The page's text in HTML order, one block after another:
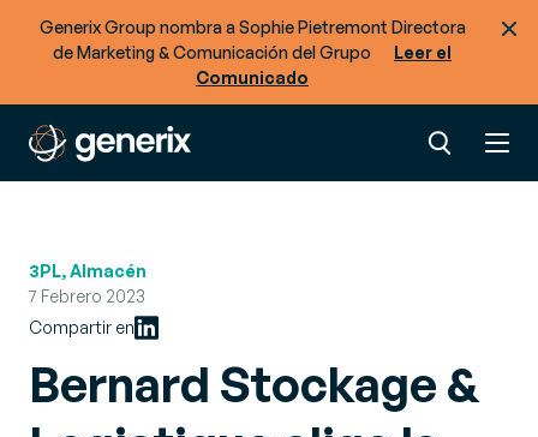
Generix Group nombra a Sophie Pietremont Directora
de Marketing & Comunicación del Grupo
Leer el
Comunicado
3PL, Almacén
7 Febrero 2023
Compartir en
Bernard Stockage &